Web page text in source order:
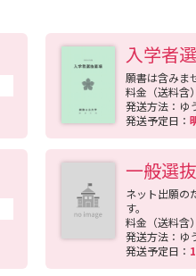
入学者
願書は含みま
料金（送料含
発送方法：ゆ
発送予定日：
一般選
ネット出願の
す。
料金（送料含
発送方法：ゆ
発送予定日：